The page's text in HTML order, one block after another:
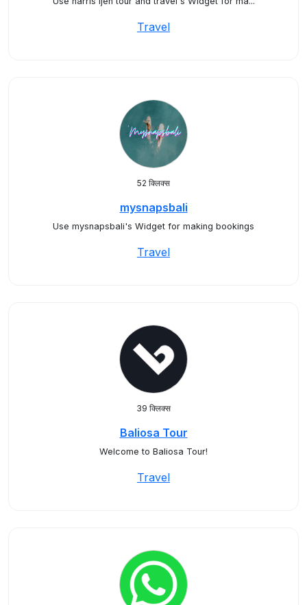
Travel
52 क्लिक्स
mysnapsbali
Use mysnapsbali's Widget for making bookings
Travel
39 क्लिक्स
Baliosa Tour
Welcome to Baliosa Tour!
Travel